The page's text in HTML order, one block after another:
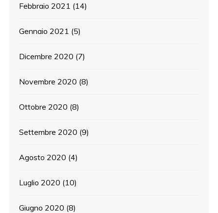
Febbraio 2021 (14)
Gennaio 2021 (5)
Dicembre 2020 (7)
Novembre 2020 (8)
Ottobre 2020 (8)
Settembre 2020 (9)
Agosto 2020 (4)
Luglio 2020 (10)
Giugno 2020 (8)